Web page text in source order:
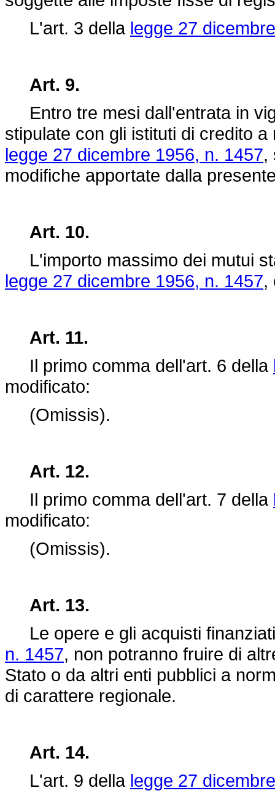
L'art. 3 della legge 27
Art. 9.
Entro tre mesi dall'entrata in
stipulate con gli istituti di credito
legge 27 dicembre 1956, n. 1457,
modifiche apportate dalla
Art. 10.
L'importo massimo dei mutui
legge 27 dicembre 1956, n. 1457,
Art. 11.
Il primo comma dell'art. 6 della
modificato:
(Omissis).
Art. 12.
Il primo comma dell'art. 7 della
modificato:
(Omissis).
Art. 13.
Le opere e gli acquisti
n. 1457, non potranno fruire di
Stato o da altri enti pubblici a
di carattere regionale.
Art. 14.
L'art. 9 della legge 27